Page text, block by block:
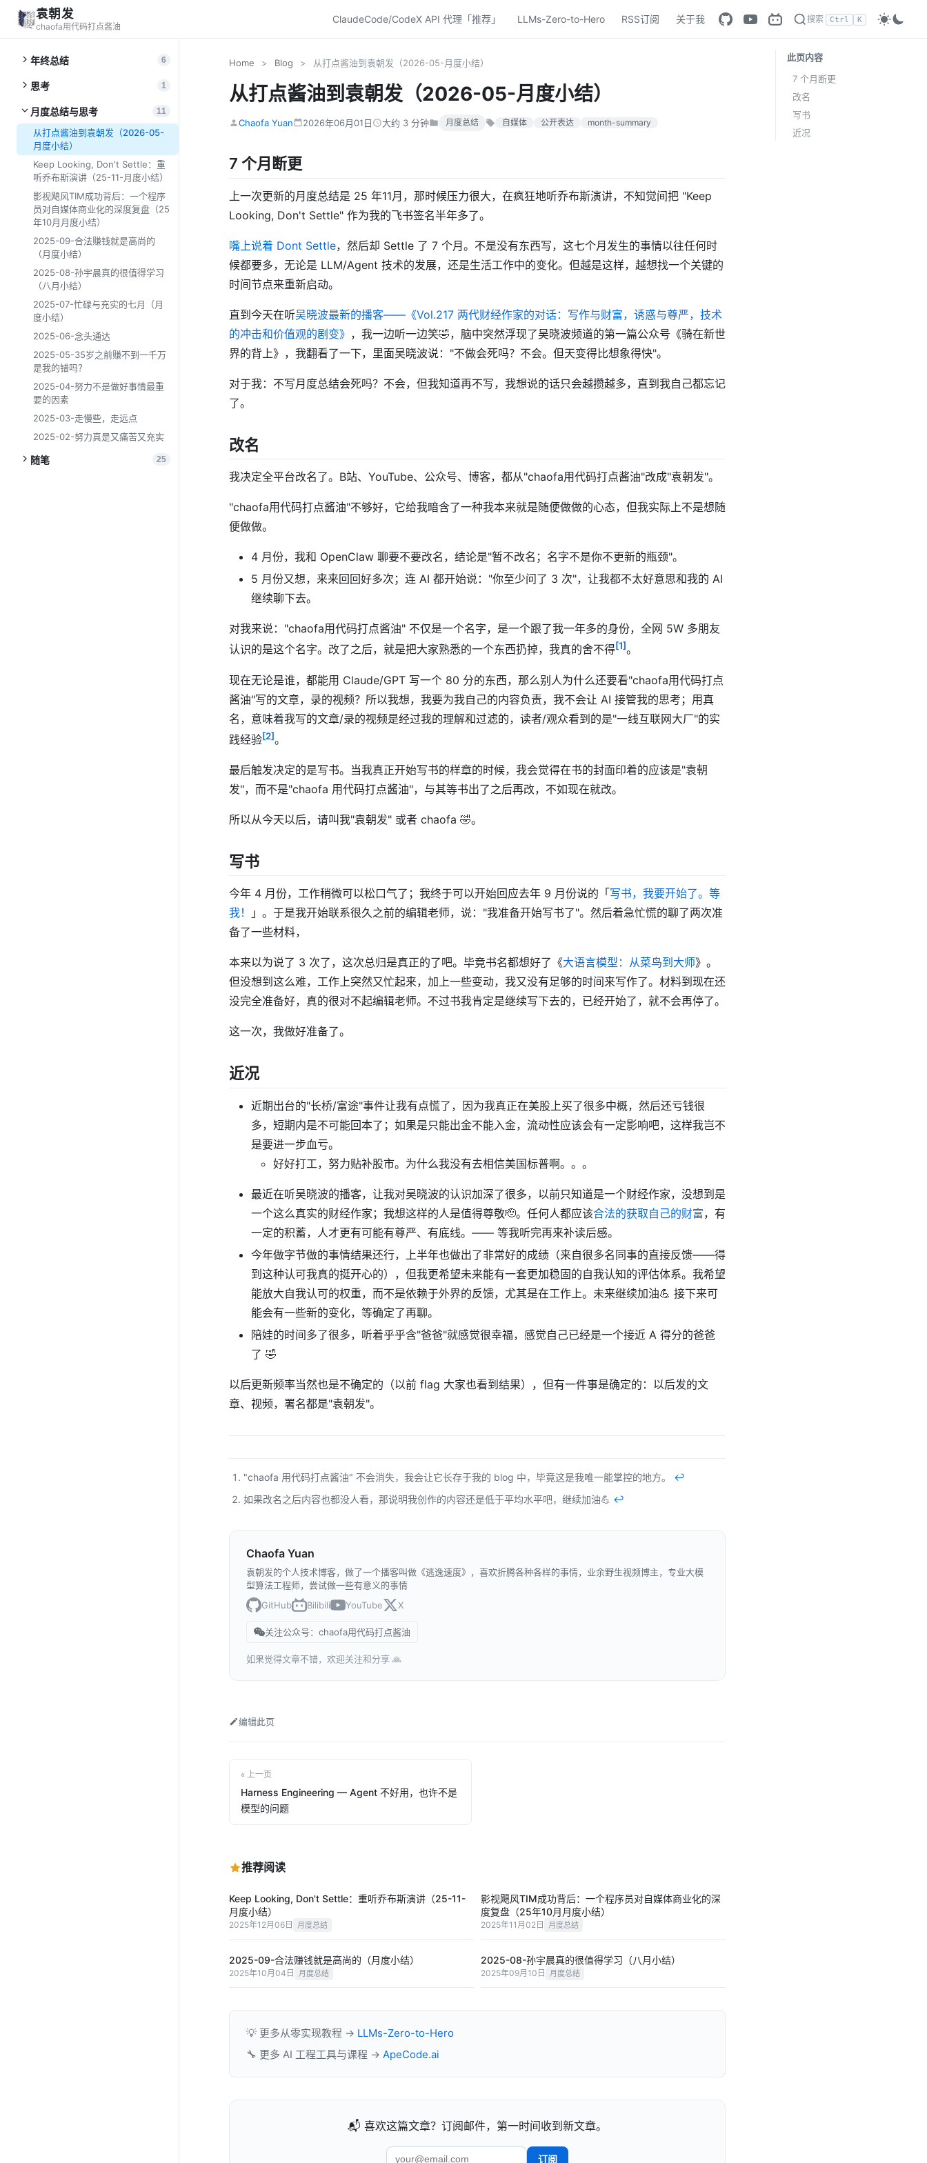
袁朝发
chaofa用代码打点酱油
ClaudeCode/CodeX API 代理「推荐」 LLMs-Zero-to-Hero RSS订阅 关于我 搜索 Ctrl K
年终总结 6
思考 1
月度总结与思考 11
从打点酱油到袁朝发（2026-05-
月度小结）
Keep Looking, Don't Settle：重
听乔布斯演讲（25-11-月度小结）
影视飓风TIM成功背后：一个程序
员对自媒体商业化的深度复盘（25
年10月月度小结）
2025-09-合法赚钱就是高尚的
（月度小结）
2025-08-孙宇晨真的很值得学习
（八月小结）
2025-07-忙碌与充实的七月（月
度小结）
2025-06-念头通达
2025-05-35岁之前赚不到一千万
是我的错吗？
2025-04-努力不是做好事情最重
要的因素
2025-03-走慢些，走远点
2025-02-努力真是又痛苦又充实
随笔 25
Home > Blog > 从打点酱油到袁朝发（2026-05-月度小结）
从打点酱油到袁朝发（2026-05-月度小结）
Chaofa Yuan 2026年06月01日 大约 3 分钟 月度总结 自媒体 公开表达 month-summary
7 个月断更
上一次更新的月度总结是 25 年11月，那时候压力很大，在疯狂地听乔布斯演讲，不知觉间把 "Keep
Looking, Don't Settle" 作为我的飞书签名半年多了。
嘴上说着 Dont Settle，然后却 Settle 了 7 个月。不是没有东西写，这七个月发生的事情以往任何时
候都要多，无论是 LLM/Agent 技术的发展，还是生活工作中的变化。但越是这样，越想找一个关键的
时间节点来重新启动。
直到今天在听吴晓波最新的播客——《Vol.217 两代财经作家的对话：写作与财富，诱惑与尊严，技术
的冲击和价值观的剧变》 ，我一边听一边笑🤣，脑中突然浮现了吴晓波频道的第一篇公众号《骑在新世
界的背上》，我翻看了一下，里面吴晓波说："不做会死吗？不会。但天变得比想象得快"。
对于我：不写月度总结会死吗？不会，但我知道再不写，我想说的话只会越攒越多，直到我自己都忘记
了。
改名
我决定全平台改名了。B站、YouTube、公众号、博客，都从"chaofa用代码打点酱油"改成"袁朝发"。
"chaofa用代码打点酱油"不够好，它给我暗含了一种我本来就是随便做做的心态，但我实际上不是想随
便做做。
4 月份，我和 OpenClaw 聊要不要改名，结论是"暂不改名；名字不是你不更新的瓶颈"。
5 月份又想，来来回回好多次；连 AI 都开始说："你至少问了 3 次"，让我都不太好意思和我的 AI
继续聊下去。
对我来说："chaofa用代码打点酱油" 不仅是一个名字，是一个跟了我一年多的身份，全网 5W 多朋友
认识的是这个名字。改了之后，就是把大家熟悉的一个东西扔掉，我真的舍不得[1]。
现在无论是谁，都能用 Claude/GPT 写一个 80 分的东西，那么别人为什么还要看"chaofa用代码打点
酱油"写的文章，录的视频？所以我想，我要为我自己的内容负责，我不会让 AI 接管我的思考；用真
名，意味着我写的文章/录的视频是经过我的理解和过滤的，读者/观众看到的是"一线互联网大厂"的实
践经验[2]。
最后触发决定的是写书。当我真正开始写书的样章的时候，我会觉得在书的封面印着的应该是"袁朝
发"，而不是"chaofa 用代码打点酱油"，与其等书出了之后再改，不如现在就改。
所以从今天以后，请叫我"袁朝发" 或者 chaofa 🤣。
写书
今年 4 月份，工作稍微可以松口气了；我终于可以开始回应去年 9 月份说的「写书，我要开始了。等
我！
」。于是我开始联系很久之前的编辑老师，说："我准备开始写书了"。然后着急忙慌的聊了两次准
备了一些材料，
本来以为说了 3 次了，这次总归是真正的了吧。毕竟书名都想好了《大语言模型：从菜鸟到大师》。
但没想到这么难，工作上突然又忙起来，加上一些变动，我又没有足够的时间来写作了。材料到现在还
没完全准备好，真的很对不起编辑老师。不过书我肯定是继续写下去的，已经开始了，就不会再停了。
这一次，我做好准备了。
近况
近期出台的"长桥/富途"事件让我有点慌了，因为我真正在美股上买了很多中概，然后还亏钱很
多，短期内是不可能回本了；如果是只能出金不能入金，流动性应该会有一定影响吧，这样我岂不
是要进一步血亏。
好好打工，努力贴补股市。为什么我没有去相信美国标普啊。。。
最近在听吴晓波的播客，让我对吴晓波的认识加深了很多，以前只知道是一个财经作家，没想到是
一个这么真实的财经作家；我想这样的人是值得尊敬🫡。任何人都应该合法的获取自己的财富，有
一定的积蓄，人才更有可能有尊严、有底线。—— 等我听完再来补读后感。
今年做字节做的事情结果还行，上半年也做出了非常好的成绩（来自很多名同事的直接反馈——得
到这种认可我真的挺开心的），但我更希望未来能有一套更加稳固的自我认知的评估体系。我希望
能放大自我认可的权重，而不是依赖于外界的反馈，尤其是在工作上。未来继续加油💪 接下来可
能会有一些新的变化，等确定了再聊。
陪娃的时间多了很多，听着乎乎含"爸爸"就感觉很幸福，感觉自己已经是一个接近 A 得分的爸爸
了 🤣
以后更新频率当然也是不确定的（以前 flag 大家也看到结果），但有一件事是确定的：以后发的文
章、视频，署名都是"袁朝发"。
"chaofa 用代码打点酱油" 不会消失，我会让它长存于我的 blog 中，毕竟这是我唯一能掌控的地方。 ↩︎
如果改名之后内容也都没人看，那说明我创作的内容还是低于平均水平吧，继续加油💪 ↩︎
Chaofa Yuan
袁朝发的个人技术博客，做了一个播客叫做《逃逸速度》，喜欢折腾各种各样的事情，业余野生视频博主，专业大模
型算法工程师，尝试做一些有意义的事情
GitHub
Bilibili YouTube X
关注公众号：chaofa用代码打点酱油
如果觉得文章不错，欢迎关注和分享 🙏
编辑此页
« 上一页
Harness Engineering — Agent 不好用，也许不是
模型的问题
推荐阅读
Keep Looking, Don't Settle：重听乔布斯演讲（25-11-
月度小结）
2025年12月06日 月度总结
影视飓风TIM成功背后：一个程序员对自媒体商业化的深
度复盘（25年10月月度小结）
2025年11月02日 月度总结
2025-09-合法赚钱就是高尚的（月度小结）
2025年10月04日 月度总结
2025-08-孙宇晨真的很值得学习（八月小结）
2025年09月10日 月度总结
💡 更多从零实现教程 → LLMs-Zero-to-Hero
🔧 更多 AI 工程工具与课程 → ApeCode.ai
📬 喜欢这篇文章？订阅邮件，第一时间收到新文章。
订阅
此页内容
7 个月断更
改名
写书
近况